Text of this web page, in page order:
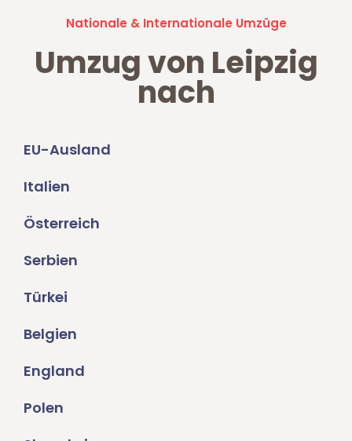
Nationale & Internationale Umzüge
Umzug von Leipzig
nach
EU-Ausland
Italien
Österreich
Serbien
Türkei
Belgien
England
Polen